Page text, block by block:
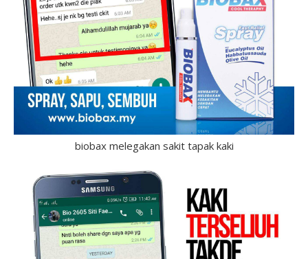
biobax melegakan sakit tapak kaki